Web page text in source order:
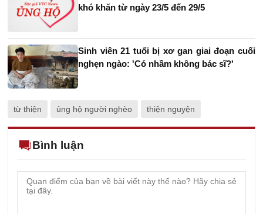
khó khăn từ ngày 23/5 đến 29/5
Sinh viên 21 tuổi bị xơ gan giai đoạn cuối
nghẹn ngào: 'Có nhầm không bác sĩ?'
từ thiện ủng hộ người nghèo thiện nguyện
Bình luận